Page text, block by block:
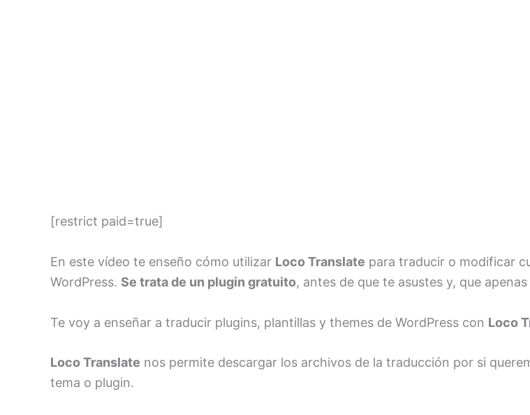
[restrict paid=true]
En este vídeo te enseño cómo utilizar Loco Translate para traducir o modificar
WordPress. Se trata de un plugin gratuito, antes de que te asustes y, que
Te voy a enseñar a traducir plugins, plantillas y themes de WordPress con Loco
Loco Translate nos permite descargar los archivos de la traducción por si
tema o plugin.